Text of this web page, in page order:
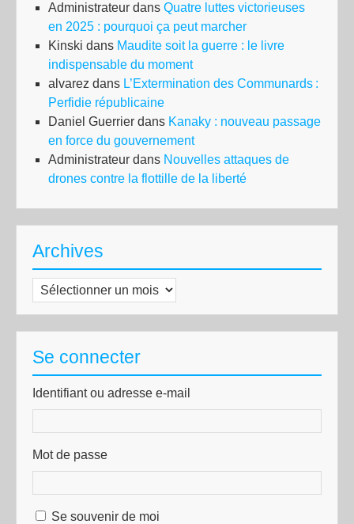
Administrateur dans Quatre luttes victorieuses
en 2025 : pourquoi ça peut marcher
Kinski dans Maudite soit la guerre : le livre
indispensable du moment
alvarez dans L’Extermination des Communards :
Perfidie républicaine
Daniel Guerrier dans Kanaky : nouveau passage
en force du gouvernement
Administrateur dans Nouvelles attaques de
drones contre la flottille de la liberté
Archives
Archives
Se connecter
Identifiant ou adresse e-mail
Mot de passe
Se souvenir de moi